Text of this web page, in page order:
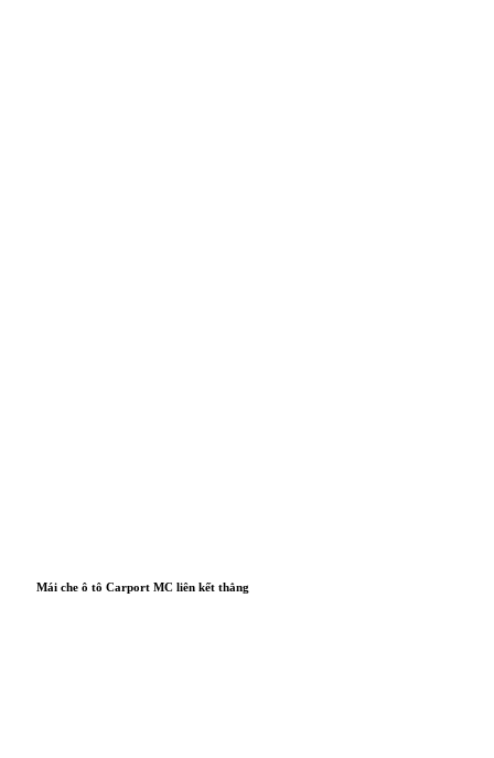
Mái che ô tô Carport MC liên kết thẳng